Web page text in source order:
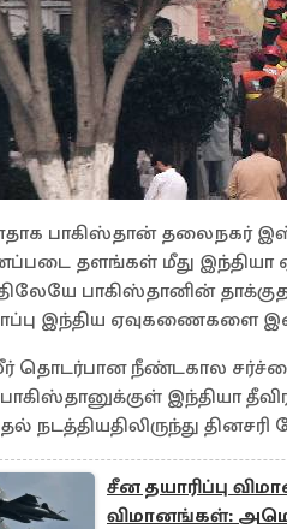
பாகிஸ்தான் தலைநகர்
தளங்கள் மீது இந்தியா
பாகிஸ்தானின்
இந்திய ஏவுகணைகளை
தொடர்பான நீண்டகால
இந்தியா
நடத்தியதிலிருந்து
சீன தயாரிப்பு
விமானங்கள்: